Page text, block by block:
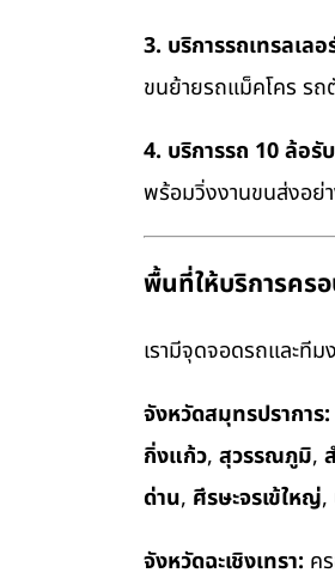
3. บริการรถเทรลเลอ
ขนย้ายรถแม็คโคร ร
4. บริการรถ 10 ล้อรั
พร้อมวิ่งงานขนส่งอย่า
พื้นที่ให้บริการคร
เรามีจุดจอดรถและที
จังหวัดสมุทรปราการ:
กิ่งแก้ว, สุวรรณภูมิ,
ด่าน, ศีรษะจรเข้ใหญ่,
จังหวัดฉะเชิงเทรา: ค